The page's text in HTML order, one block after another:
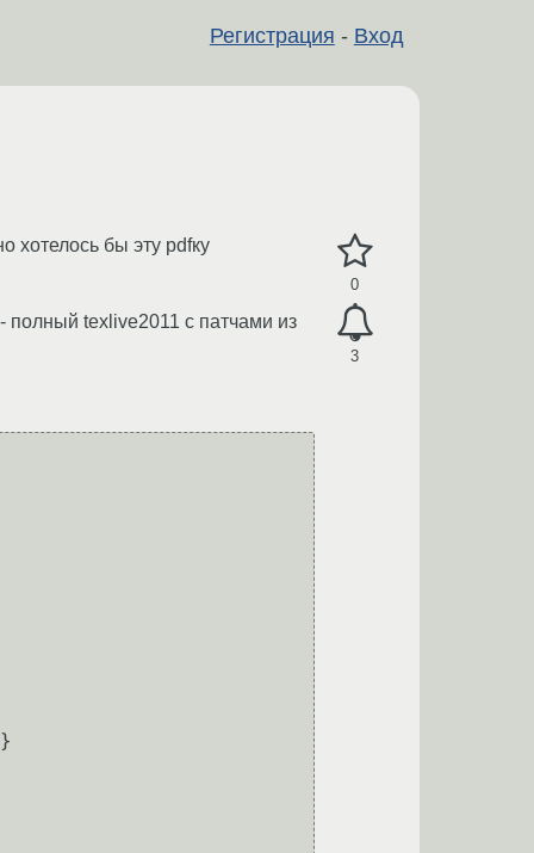
Регистрация - Вход
0
3
хотелось бы эту pdfку
полный texlive2011 с патчами из